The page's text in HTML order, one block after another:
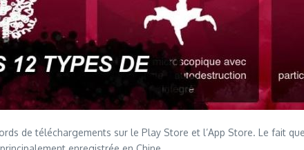
de téléchargements sur le Play Store et l’App Store. Le fait